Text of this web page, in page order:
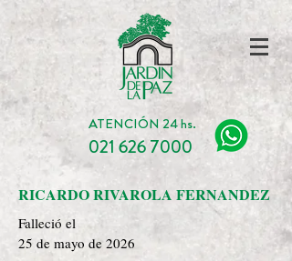
ATENCIÓN 24 hs.
021 626 7000
RICARDO RIVAROLA FERNANDEZ
Falleció el
25 de mayo de 2026